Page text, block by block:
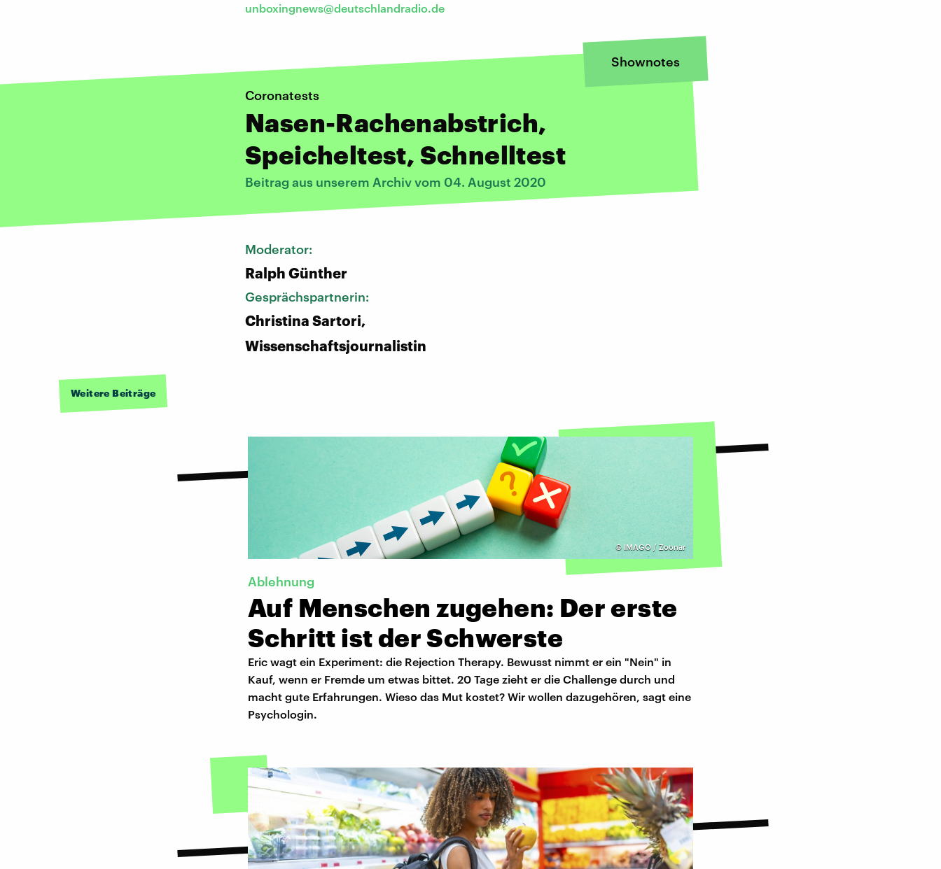
unboxingnews@deutschlandradio.de
Shownotes
Coronatests
Nasen-Rachenabstrich,
Speicheltest, Schnelltest
Beitrag aus unserem Archiv vom 04. August 2020
Moderator:
Ralph Günther
Gesprächspartnerin:
Christina Sartori,
Wissenschaftsjournalistin
Weitere Beiträge
© IMAGO / Zoonar
Ablehnung
Auf Menschen zugehen: Der erste
Schritt ist der Schwerste
Eric wagt ein Experiment: die Rejection Therapy. Bewusst nimmt er ein "Nein" in
Kauf, wenn er Fremde um etwas bittet. 20 Tage zieht er die Challenge durch und
macht gute Erfahrungen. Wieso das Mut kostet? Wir wollen dazugehören, sagt eine
Psychologin.